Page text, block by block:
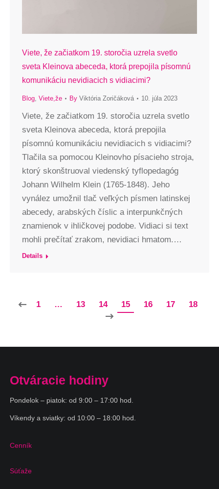
Viete, že začiatkom 19. storočia uzrela svetlo
sveta Kleinova abeceda, ktorá prepojila písomnú
komunikáciu nevidiacich s vidiacimi?
Blog, Viete,že By Viktória Zoričáková 10. júla 2023
Viete, že začiatkom 19. storočia uzrela svetlo
sveta Kleinova abeceda, ktorá prepojila
písomnú komunikáciu nevidiacich s vidiacimi?
Tlačila sa pomocou Kleinovho písacieho stroja,
ktorý skonštruoval viedenský tyflopedagóg
Johann Wilhelm Klein (1765-1848). Jeho
vynález umožnil tlač veľkých písmen latinskej
abecedy, arabských číslic a interpunkčných
znamienok v ihličkovej podobe. Vidiaci si text
mohli prečítať zrakom, nevidiaci hmatom.…
Details
1 … 13 14 15 16 17 18
Otváracie hodiny
Pondelok – piatok: od 9:00 – 17:00 hod.
Víkendy a sviatky: od 10:00 – 18:00 hod.
Cenník
Súťaže